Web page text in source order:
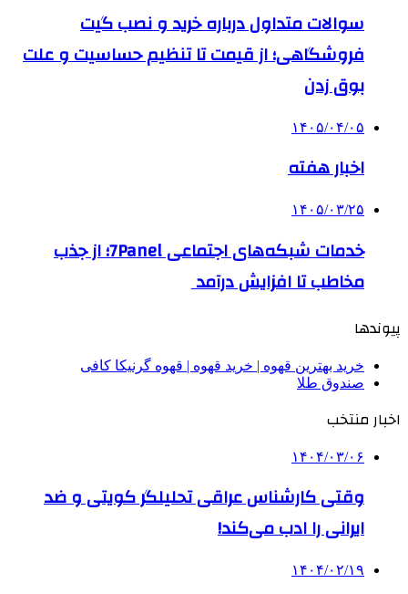
سوالات متداول درباره خرید و نصب گیت
فروشگاهی؛ از قیمت تا تنظیم حساسیت و علت
بوق زدن
۱۴۰۵/۰۴/۰۵
اخبار هفته
۱۴۰۵/۰۳/۲۵
خدمات شبکه‌های اجتماعی 7Panel؛ از جذب
مخاطب تا افزایش درآمد
پیوندها
خرید بهترین قهوه | خرید قهوه | قهوه گرنیکا کافی
صندوق طلا
اخبار منتخب
۱۴۰۴/۰۳/۰۶
وقتی کارشناس عراقی تحلیلگر کویتی و ضد
ایرانی را ادب می‌کند!
۱۴۰۴/۰۲/۱۹